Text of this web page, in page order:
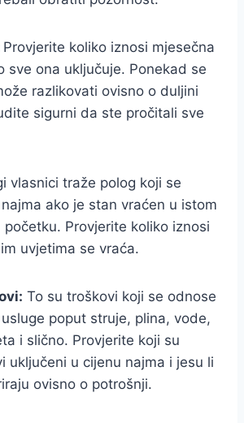
Provjerite koliko iznosi mjesečna
sve ona uključuje. Ponekad se
razlikovati ovisno o duljini
sigurni da ste pročitali sve
vlasnici traže polog koji se
ako je stan vraćen u istom
Provjerite koliko iznosi
uvjetima se vraća.
To su troškovi koji se odnose
poput struje, plina, vode,
i slično. Provjerite koji su
uključeni u cijenu najma i jesu li
ovisno o potrošnji.